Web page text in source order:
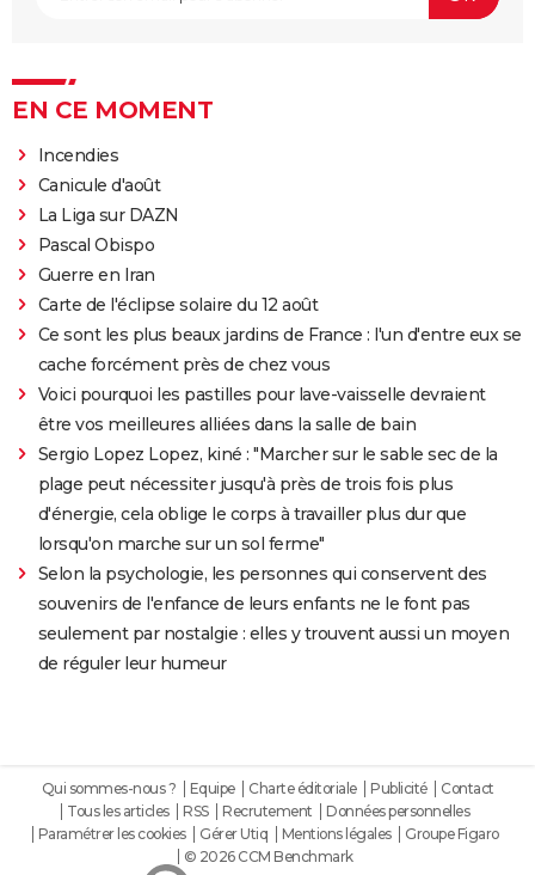
EN CE MOMENT
Incendies
Canicule d'août
La Liga sur DAZN
Pascal Obispo
Guerre en Iran
Carte de l'éclipse solaire du 12 août
Ce sont les plus beaux jardins de France : l'un d'entre eux se
cache forcément près de chez vous
Voici pourquoi les pastilles pour lave-vaisselle devraient
être vos meilleures alliées dans la salle de bain
Sergio Lopez Lopez, kiné : "Marcher sur le sable sec de la
plage peut nécessiter jusqu'à près de trois fois plus
d'énergie, cela oblige le corps à travailler plus dur que
lorsqu'on marche sur un sol ferme"
Selon la psychologie, les personnes qui conservent des
souvenirs de l'enfance de leurs enfants ne le font pas
seulement par nostalgie : elles y trouvent aussi un moyen
de réguler leur humeur
Qui sommes-nous ? Equipe Charte éditoriale Publicité
Contact
Tous les articles
RSS Recrutement
Données personnelles
Paramétrer les cookies
Gérer Utiq Mentions légales
Groupe Figaro
© 2026 CCM Benchmark